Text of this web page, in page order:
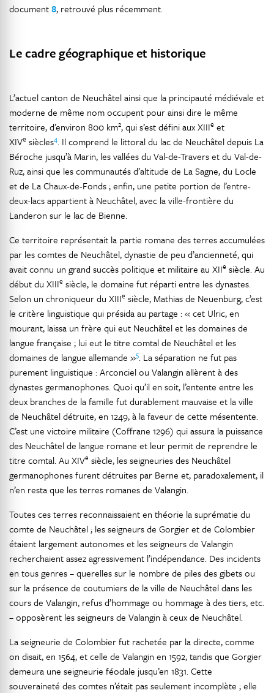
document8, retrouvé plus récemment.
Le cadre géographique et historique
L’actuel canton de Neuchâtel ainsi que la principauté médiévale et
moderne de même nom occupent pour ainsi dire le même
territoire, d’environ 800 km2, qui s’est défini aux XIIIe et
XIVe siècles4. Il comprend le littoral du lac de Neuchâtel depuis La
Béroche jusqu’à Marin, les vallées du Val-de-Travers et du Val-de-
Ruz, ainsi que les communautés d’altitude de La Sagne, du Locle
et de La Chaux-de-Fonds ; enfin, une petite portion de l’entre-
deux-lacs appartient à Neuchâtel, avec la ville-frontière du
Landeron sur le lac de Bienne.
Ce territoire représentait la partie romane des terres accumulées
par les comtes de Neuchâtel, dynastie de peu d’ancienneté, qui
avait connu un grand succès politique et militaire au XIIe siècle. Au
début du XIIIe siècle, le domaine fut réparti entre les dynastes.
Selon un chroniqueur du XIIIe siècle, Mathias de Neuenburg, c’est
le critère linguistique qui présida au partage : « cet Ulric, en
mourant, laissa un frère qui eut Neuchâtel et les domaines de
langue française ; lui eut le titre comtal de Neuchâtel et les
domaines de langue allemande »5. La séparation ne fut pas
purement linguistique : Arconciel ou Valangin allèrent à des
dynastes germanophones. Quoi qu’il en soit, l’entente entre les
deux branches de la famille fut durablement mauvaise et la ville
de Neuchâtel détruite, en 1249, à la faveur de cette mésentente.
C’est une victoire militaire (Coffrane 1296) qui assura la puissance
des Neuchâtel de langue romane et leur permit de reprendre le
titre comtal. Au XIVe siècle, les seigneuries des Neuchâtel
germanophones furent détruites par Berne et, paradoxalement, il
n’en resta que les terres romanes de Valangin.
Toutes ces terres reconnaissaient en théorie la suprématie du
comte de Neuchâtel ; les seigneurs de Gorgier et de Colombier
étaient largement autonomes et les seigneurs de Valangin
recherchaient assez agressivement l’indépendance. Des incidents
en tous genres – querelles sur le nombre de piles des gibets ou
sur la présence de coutumiers de la ville de Neuchâtel dans les
cours de Valangin, refus d’hommage ou hommage à des tiers, etc.
– opposèrent les seigneurs de Valangin à ceux de Neuchâtel.
La seigneurie de Colombier fut rachetée par la directe, comme
on disait, en 1564, et celle de Valangin en 1592, tandis que Gorgier
demeura une seigneurie féodale jusqu’en 1831. Cette
souveraineté des comtes n’était pas seulement incomplète ; elle